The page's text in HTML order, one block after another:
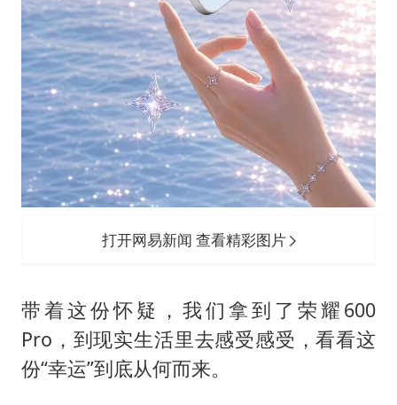
打开网易新闻 查看精彩图片
带着这份怀疑，我们拿到了荣耀600
Pro，到现实生活里去感受感受，看看这
份“幸运”到底从何而来。